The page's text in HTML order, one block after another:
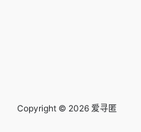
Copyright © 2026 爱寻匿